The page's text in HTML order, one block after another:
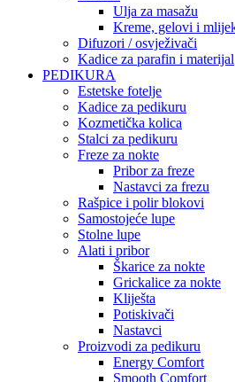
Ulja za masažu
Kreme, gelovi i
Difuzori / osvježivači
Kadice za parafin i materijal
PEDIKURA
Estetske fotelje
Kadice za pedikuru
Kozmetička kolica
Stalci za pedikuru
Freze za nokte
Pribor za freze
Nastavci za frezu
Rašpice i polir blokovi
Samostojeće lupe
Stolne lupe
Alati i pribor
Škarice za nokte
Grickalice za nokte
Kliješta
Potiskivači
Nastavci
Proizvodi za pedikuru
Energy Comfort
Smooth Comfort